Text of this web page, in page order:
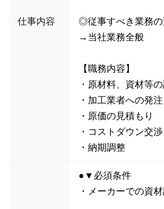
仕事内容
◎従事すべき業務の
→当社業務全般
【職務内容】
・原材料、資材等
・加工業者への発注
・原価の見積もり
・コストダウン交渉
・納期調整
●▼必須条件
・メーカーでの資